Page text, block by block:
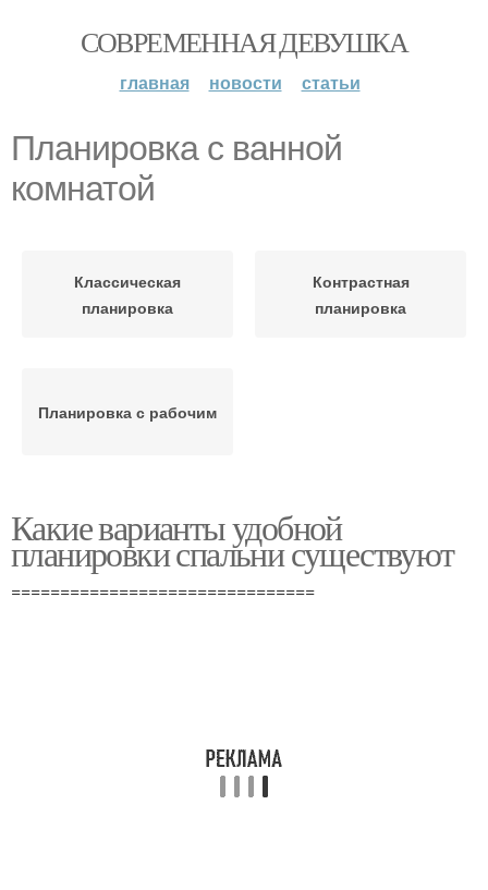
СОВРЕМЕННАЯ ДЕВУШКА
главная новости статьи
Планировка с ванной
комнатой
Классическая
планировка
Контрастная
планировка
Планировка с рабочим
Какие варианты удобной
планировки спальни существуют
===============================